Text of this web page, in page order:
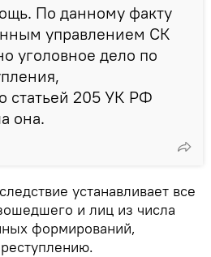
По данному факту
управлением СК
уголовное дело по
статьей 205 УК РФ
она.
устанавливает все
и лиц из числа
формирований,